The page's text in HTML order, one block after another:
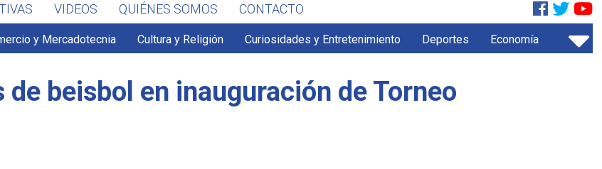
VIDEOS QUIÉNES SOMOS CONTACTO
y Mercadotecnia Cultura y Religión Curiosidades y Entretenimiento Deportes Economía
beisbol en inauguración de Torneo